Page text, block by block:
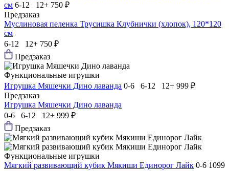
см 6-12 12+ 750 ₽
Предзаказ
Муслиновая пеленка Трусишка Клубнички (хлопок), 120*120
см
6-12 12+ 750 ₽
Предзаказ
Функциональные игрушки
Игрушка Мяшечки Дино лаванда 0-6 6-12 12+ 999 ₽
Предзаказ
Игрушка Мяшечки Дино лаванда
0-6 6-12 12+ 999 ₽
Предзаказ
Функциональные игрушки
Мягкий развивающий кубик Мякиши Единорог Лайк 0-6 1099